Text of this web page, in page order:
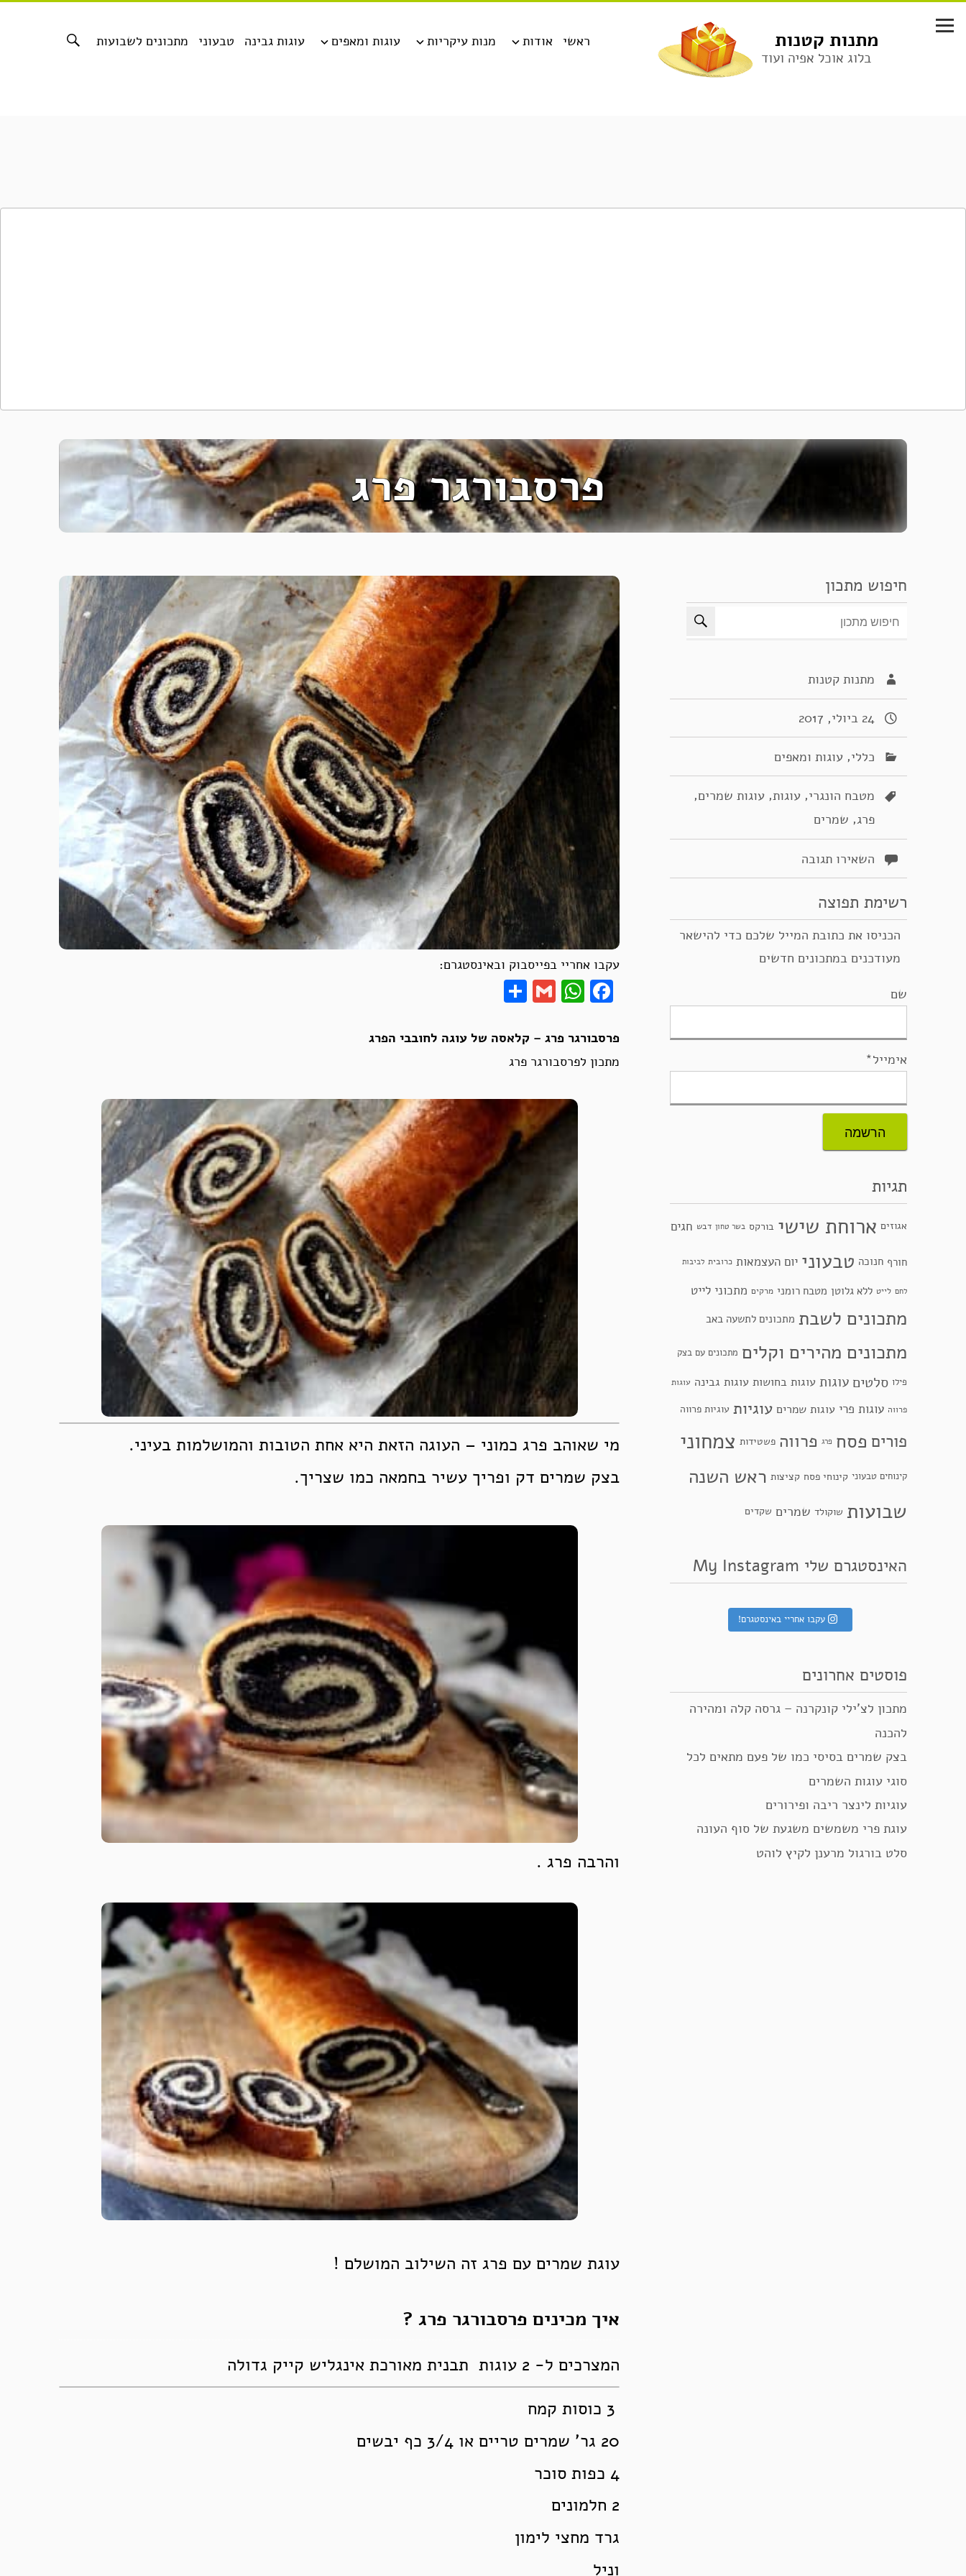
לתוכן
מתנות קטנות
בלוג אוכל אפיה ועוד
מתכונים לשבועות טבעוני עוגות גבינה עוגות ומאפים מנות עיקריות אודות ראשי
פרסבורגר פרג
עקבו אחריי בפייסבוק ובאינסטגרם:
Facebook
WhatsApp
Gmail
פרסבורגר פרג – קלאסה של עוגה לחובבי הפרג
מתכון לפרסבורגר פרג
מי שאוהב פרג כמוני – העוגה הזאת היא אחת הטובות והמושלמות בעיני.
בצק שמרים דק ופריך עשיר בחמאה כמו שצריך.
והרבה פרג .
עוגת שמרים עם פרג זה השילוב המושלם !
איך מכינים פרסבורגר פרג ?
המצרכים ל- 2 עוגות תבנית מאורכת אינגליש קייק גדולה
20 גר’ שמרים טריים או 3/4 כף יבשים
4 כפות סוכר
2 חלמונים
גרד מחצי לימון
וניל
חיפוש מתכון
מתנות קטנות
24 ביולי, 2017
כללי, עוגות ומאפים
מטבח הונגרי, עוגות, עוגות שמרים,
פרג, שמרים
השאירו תגובה
רשימת תפוצה
הכניסו את כתובת המייל שלכם כדי להישאר
מעודכנים במתכונים חדשים
שם
אימייל*
תגיות
אגוזים ארוחת שישי בורקס בשר טחון דבש חגים
חורף חנוכה טבעוני יום העצמאות כרובית לביבות
לחם לייט ללא גלוטן מטבח רומני מרקים מתכוני לייט
מתכונים לשבת מתכונים לתשעה באב
מתכונים מהירים וקלים מתכונים עם בצק
פילו סלטים עוגות עוגות בחושות עוגות גבינה עוגות
פרווה עוגות פרי עוגות שמרים עוגיות עוגיות פרווה
פורים פסח פרג פרווה פשטידות צמחוני
קינוחים טבעוני קינוחי פסח קציצות ראש השנה
שבועות שוקולד שמרים שקדים
האינסטגרם שלי My Instagram
עקבו אחריי באינסטגרם!
פוסטים אחרונים
מתכון לצ’ילי קונקרנה – גרסה קלה ומהירה
להכנה
בצק שמרים בסיסי כמו של פעם מתאים לכל
סוגי עוגות השמרים
עוגיות לינצר ריבה ופירורים
עוגת פרי משמשים משגעת של סוף העונה
סלט בורגול מרענן לקיץ לוהט